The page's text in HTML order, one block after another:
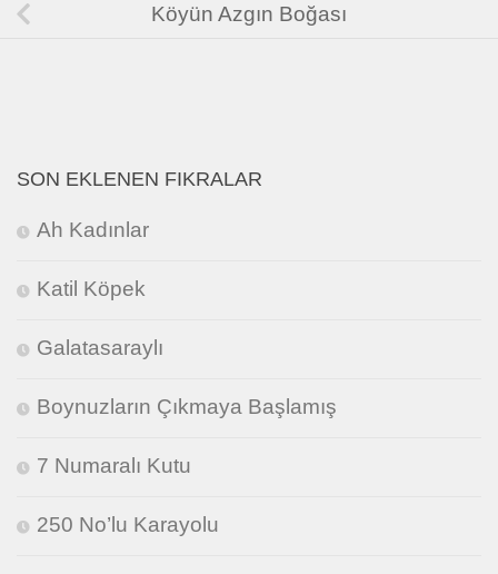
Köyün Azgın Boğası
SON EKLENEN FIKRALAR
Ah Kadınlar
Katil Köpek
Galatasaraylı
Boynuzların Çıkmaya Başlamış
7 Numaralı Kutu
250 No’lu Karayolu